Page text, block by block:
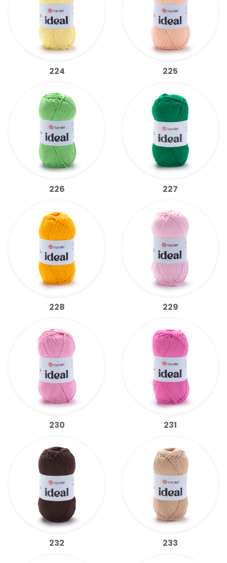
224 225
226 227
228 229
230 231
232 233